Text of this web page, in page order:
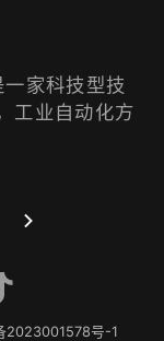
家科技型技
工业自动化方
2023001578号-1